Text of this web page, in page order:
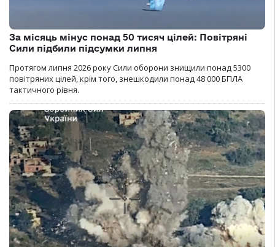
За місяць мінус понад 50 тисяч цілей: Повітряні
Сили підбили підсумки липня
Протягом липня 2026 року Cили оборони знищили понад 5300
повітряних цілей, крім того, знешкодили понад 48 000 БПЛА
тактичного рівня.